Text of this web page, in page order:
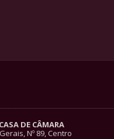
DE CÂMARA
Nº 89, Centro